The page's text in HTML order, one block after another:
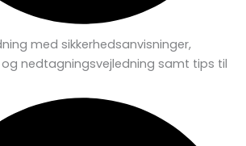
med sikkerhedsanvisninger,
nedtagningsvejledning samt tips til